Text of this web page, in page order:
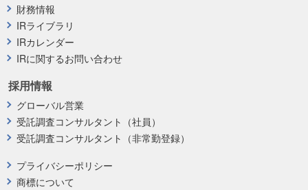
プライバシーポリシー
商標について
採用情報
グローバル営業
受託調査コンサルタント（社員）
受託調査コンサルタント（非常勤登録）
財務情報
IRライブラリ
IRカレンダー
IRに関するお問い合わせ